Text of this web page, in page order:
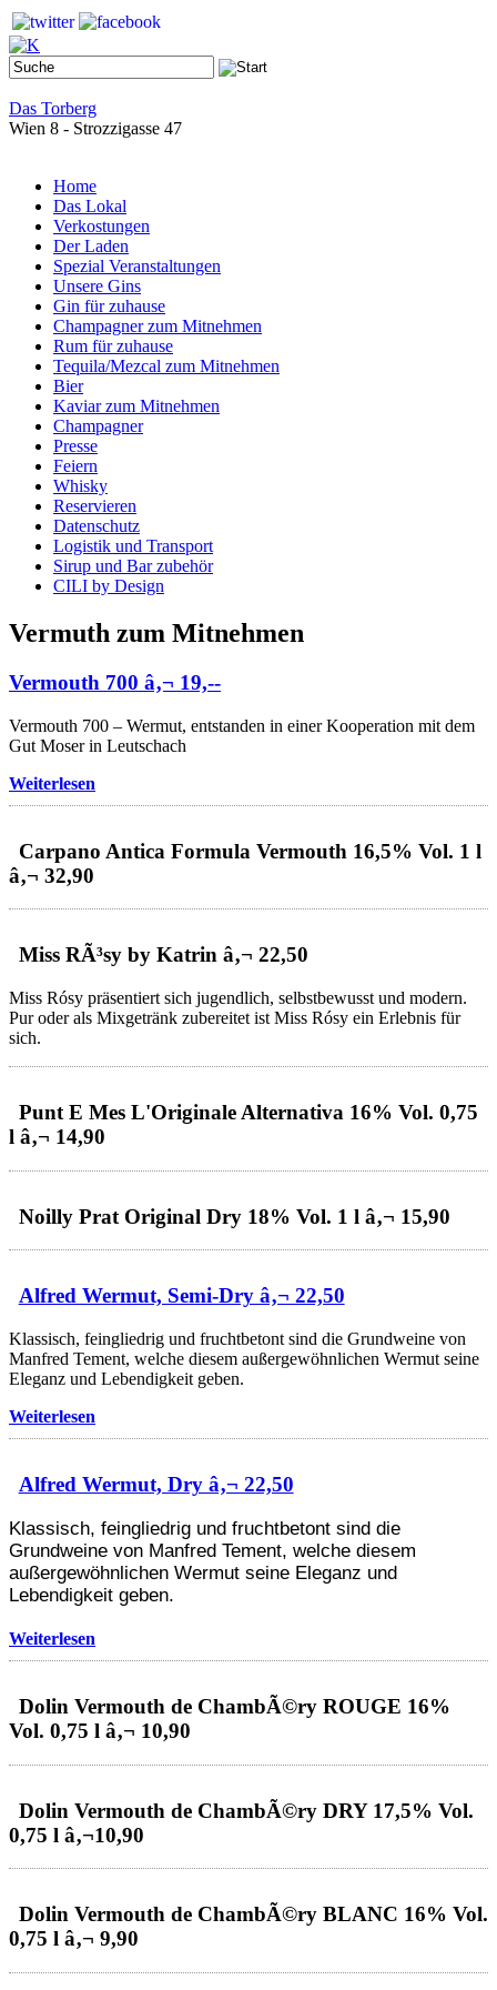
Das Torberg
Wien 8 - Strozzigasse 47
Home
Das Lokal
Verkostungen
Der Laden
Spezial Veranstaltungen
Unsere Gins
Gin für zuhause
Champagner zum Mitnehmen
Rum für zuhause
Tequila/Mezcal zum Mitnehmen
Bier
Kaviar zum Mitnehmen
Champagner
Presse
Feiern
Whisky
Reservieren
Datenschutz
Logistik und Transport
Sirup und Bar zubehör
CILI by Design
Vermuth zum Mitnehmen
Vermouth 700 â‚¬ 19,--
Vermouth 700 – Wermut, entstanden in einer Kooperation mit dem
Gut Moser in Leutschach
Weiterlesen
Carpano Antica Formula Vermouth 16,5% Vol. 1 l
â‚¬ 32,90
Miss RÃ³sy by Katrin â‚¬ 22,50
Miss Rósy präsentiert sich jugendlich, selbstbewusst und modern.
Pur oder als Mixgetränk zubereitet ist Miss Rósy ein Erlebnis für
sich.
Punt E Mes L'Originale Alternativa 16% Vol. 0,75
l â‚¬ 14,90
Noilly Prat Original Dry 18% Vol. 1 l â‚¬ 15,90
Alfred Wermut, Semi-Dry â‚¬ 22,50
Klassisch, feingliedrig und fruchtbetont sind die Grundweine von
Manfred Tement, welche diesem außergewöhnlichen Wermut seine
Eleganz und Lebendigkeit geben.
Weiterlesen
Alfred Wermut, Dry â‚¬ 22,50
Klassisch, feingliedrig und fruchtbetont sind die
Grundweine von Manfred Tement, welche diesem
außergewöhnlichen Wermut seine Eleganz und
Lebendigkeit geben.
Weiterlesen
Dolin Vermouth de ChambÃ©ry ROUGE 16%
Vol. 0,75 l â‚¬ 10,90
Dolin Vermouth de ChambÃ©ry DRY 17,5% Vol.
0,75 l â‚¬10,90
Dolin Vermouth de ChambÃ©ry BLANC 16% Vol.
0,75 l â‚¬ 9,90